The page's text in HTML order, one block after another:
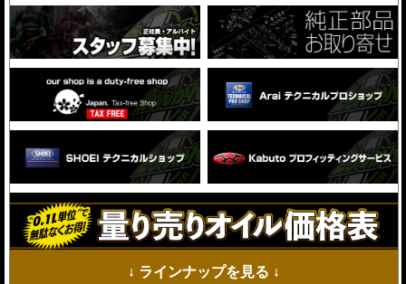
↓ ラインナップを見る ↓